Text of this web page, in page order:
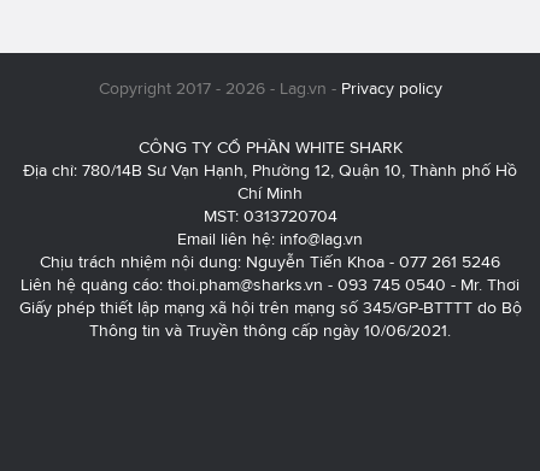
Copyright 2017 - 2026 - Lag.vn - Privacy policy
CÔNG TY CỔ PHẦN WHITE SHARK
Địa chỉ: 780/14B Sư Vạn Hạnh, Phường 12, Quận 10, Thành phố Hồ
Chí Minh
MST: 0313720704
Email liên hệ: info@lag.vn
Chịu trách nhiệm nội dung: Nguyễn Tiến Khoa - 077 261 5246
Liên hệ quảng cáo: thoi.pham@sharks.vn - 093 745 0540 - Mr. Thơi
Giấy phép thiết lập mạng xã hội trên mạng số 345/GP-BTTTT do Bộ
Thông tin và Truyền thông cấp ngày 10/06/2021.